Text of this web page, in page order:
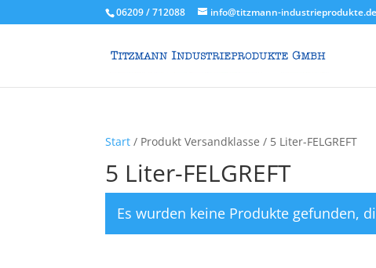
06209 / 712088 info@titzmann-industrieprodukte.de
Start / Produkt Versandklasse / 5 Liter-FELGREFT
5 Liter-FELGREFT
Es wurden keine Produkte gefunden,